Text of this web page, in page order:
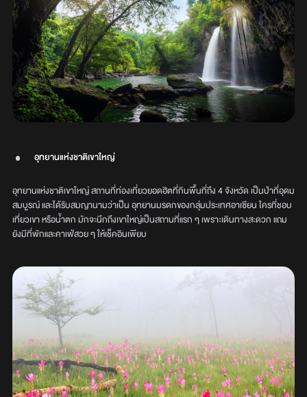
อุทยานแห่งชาติเขาใหญ่
อุทยานแห่งชาติเขาใหญ่ สถานที่ท่องเที่ยวยอดฮิตที่กินพื้นที่ถึง 4 จังหวัด เป็นป่าที่อุดม
สมบูรณ์ และได้รับสมญานามว่าเป็น อุทยานมรดกของกลุ่มประเทศอาเซียน ใครที่ชอบ
เที่ยวเขา หรือน้ำตก มักจะนึกถึงเขาใหญ่เป็นสถานที่แรก ๆ เพราะเดินทางสะดวก แถม
ยังมีที่พักและคาเฟ่สวย ๆ ให้เช็คอินเพียบ